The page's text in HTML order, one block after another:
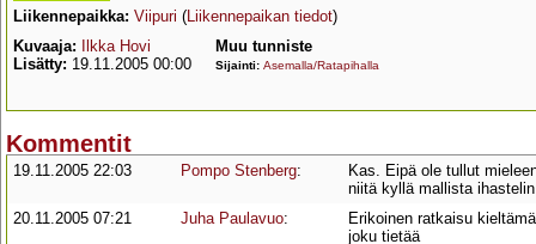
Liikennepaikka: Viipuri (Liikennepaikan tiedot)
Kuvaaja:
Ilkka Hovi
Lisätty: 19.11.2005 00:00
Muu tunniste
Sijainti: Asemalla/Ratapihalla
Kommentit
19.11.2005 22:03 Pompo Stenberg:
Kas. Eipä ole tullut
niitä kyllä mallista
20.11.2005 07:21
Juha Paulavuo:
Erikoinen ratkaisu
joku tietää